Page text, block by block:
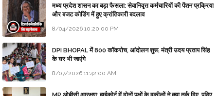
मध्य प्रदेश शासन का बड़ा फैसला: सेवानिवृत्त कर्मचारियों की पेंशन प्रक्रिया
और बजट कोडिंग में हुए क्रांतिकारी बदलाव
8/04/2026 10:20:00 PM
DPI BHOPAL में 800 कॉकरोच, आंदोलन शुरू, मंत्री उदय प्रताप सिंह
के घर भी जाएंगे
8/07/2026 11:42:00 AM